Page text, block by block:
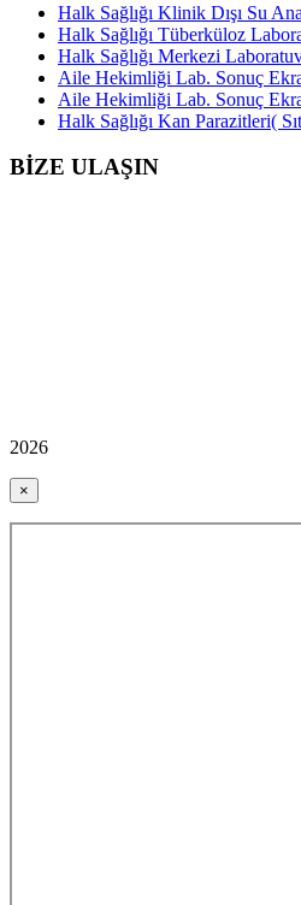
Halk Sağlığı Klinik Dışı Su
Halk Sağlığı Tüberküloz
Halk Sağlığı Merkezi
Aile Hekimliği Lab. Sonuç
Aile Hekimliği Lab. Sonuç
Halk Sağlığı Kan Parazitleri(
BİZE ULAŞIN
2026
×